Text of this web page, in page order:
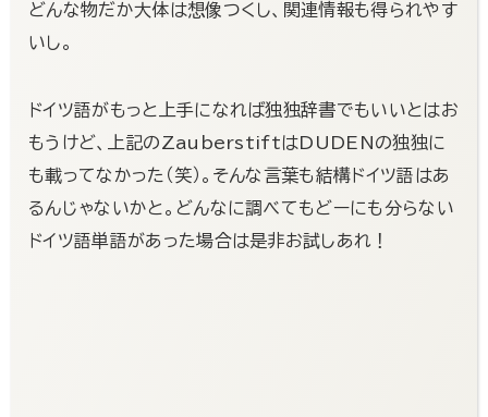
どんな物だか大体は想像つくし、関連情報も得られやす
いし。
ドイツ語がもっと上手になれば独独辞書でもいいとはお
もうけど、上記のZauberstiftはDUDENの独独に
も載ってなかった（笑）。そんな言葉も結構ドイツ語はあ
るんじゃないかと。どんなに調べてもどーにも分らない
ドイツ語単語があった場合は是非お試しあれ！